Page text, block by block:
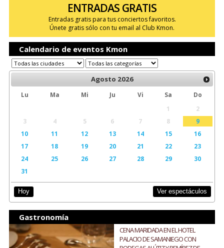
ENTRADAS GRATIS
Entradas gratis para tus conciertos favoritos.
Únete gratis sólo con tu email al Club Kmon.
Calendario de eventos Kmon
Agosto 2026
Lu Ma Mi Ju Vi Sa
Do
1
2
3
4 5 6 7 8
9
10
11 12 13 14 15
16
17
18 19 20 21 22
23
24
25 26 27 28 29
30
31
Hoy Ver espectáculos
Gastronomía
CENA MARIDADA EN EL HOTEL
PALACIO DE SAMANIEGO CON